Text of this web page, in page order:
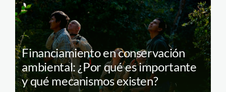
Financiamiento en conservación
ambiental: ¿Por qué es importante
y qué mecanismos existen?